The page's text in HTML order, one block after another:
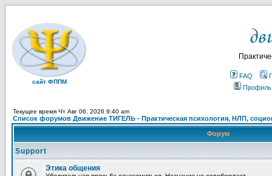
сайт ФППМ
FAQ
Профиль
Текущее время Чт Авг 06, 2026 9:40 am
Список форумов Движение ТИГЕЛЬ - Практическая психология, НЛП,
Форум
Support
Этика общения